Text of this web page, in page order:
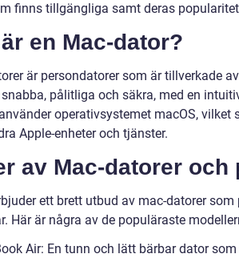
finns tillgängliga samt deras
en Mac-dator?
är persondatorer som är tillverkade
pålitliga och säkra, med en
operativsystemet macOS, vilket
Apple-enheter och tjänster.
av Mac-datorer och
ett brett utbud av mac-datorer
Här är några av de populäraste
Air: En tunn och lätt bärbar dator